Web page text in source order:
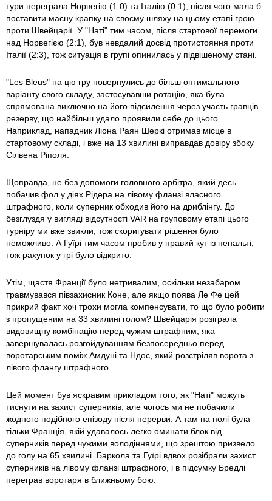
тури переграла Норвегію (1:0) та Італію (0:1), після чого мала б
поставити масну крапку на своєму шляху на цьому етапі грою
проти Швейцарії. У "Наті" тим часом, після стартової перемоги
над Норвегією (2:1), був невдалий досвід протистояння проти
Італії (2:3), тож ситуація в групі опинилась у підвішеному стані.
"Les Bleus" на цю гру повернулись до більш оптимального
варіанту свого складу, застосувавши ротацію, яка була
спрямована виключно на його підсилення через участь гравців
резерву, що найбільш удало проявили себе до цього.
Наприклад, нападник Ліона Раян Шеркі отримав місце в
стартовому складі, і вже на 13 хвилині виправдав довіру збоку
Сілвена Ріполя.
Щоправда, не без допомоги головного арбітра, який десь
побачив фол у діях Рідера на лівому фланзі власного
штрафного, коли суперник обходив його на дриблінгу. До
безглуздя у вигляді відсутності VAR на груповому етапі цього
турніру ми вже звикли, тож скоригувати рішення було
неможливо. А Гуїрі тим часом пробив у правий кут із пенальті,
тож рахунок у грі було відкрито.
Утім, щастя Франції було нетривалим, оскільки незабаром
травмувався півзахисник Коне, але якщо поява Ле Фе цей
прикрий факт хоч трохи могла компенсувати, то що було робити
з пропущеним на 33 хвилині голом? Швейцарія розіграла
видовищну комбінацію перед чужим штрафним, яка
завершувалась розгойдуванням безпосередньо перед
воротарським поміж Амдуні та Ндоє, який розстріляв ворота з
лівого флангу штрафного.
Цей момент був яскравим прикладом того, як "Наті" можуть
тиснути на захист суперників, але чогось ми не побачили
жодного подібного епізоду після перерви. А там на полі була
тільки Франція, якій удавалось легко оминати блок від
суперників перед чужими володіннями, що зрештою призвело
до голу на 65 хвилині. Баркола та Гуїрі вдвох розібрали захист
суперників на лівому фланзі штрафного, і в підсумку Бредлі
переграв воротаря в ближньому бою.